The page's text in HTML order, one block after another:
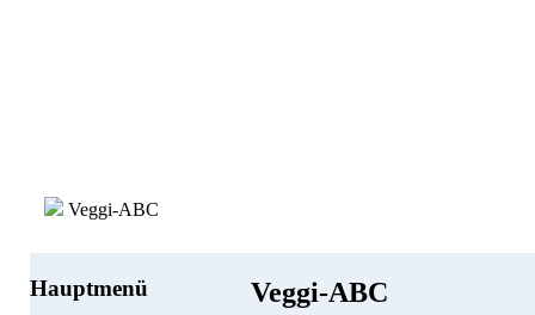
Veggi-ABC
Hauptmenü Veggi-ABC